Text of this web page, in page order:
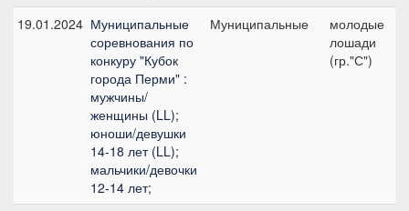
19.01.2024 Муниципальные
соревнования по
конкуру "Кубок
города Перми" :
мужчины/
женщины (LL);
юноши/девушки
14-18 лет (LL);
мальчики/девочки
12-14 лет;
Муниципальные
молодые
лошади
(гр."С")